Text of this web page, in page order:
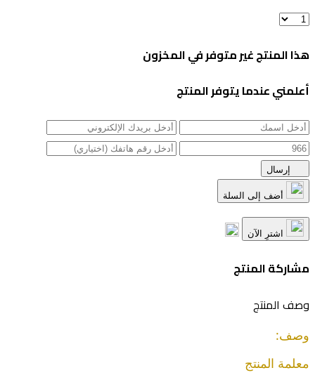
هذا المنتج غير متوفر في المخزون
أعلمني عندما يتوفر المنتج
اشترِ الآن
مشاركة المنتج
وصف المنتج
وصف:
معلمة المنتج